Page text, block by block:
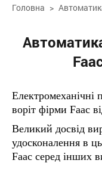
Головна
Електромеханічні
воріт фірми Faac
Великий досвід
удосконалення в
Faac серед інших